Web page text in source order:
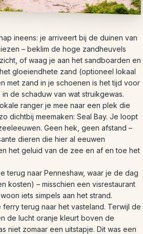
ineens: je arriveert bij de duinen van
– beklim de hoge zandheuvels
of waag je aan het sandboarden en
gloeiendhete zand (optioneel lokaal
met zand in je schoenen is het tijd voor
de schaduw van wat struikgewas.
ranger je mee naar een plek die
dichtbij meemaken: Seal Bay. Je loopt
Geen hek, geen afstand –
dieren die hier al eeuwen
het geluid van de zee en af en toe het
terug naar Penneshaw, waar je de dag
kosten) – misschien een visrestaurant
iets simpels aan het strand.
terug naar het vasteland. Terwijl de
de lucht oranje kleurt boven de
niet zomaar een uitstapje. Dit was een